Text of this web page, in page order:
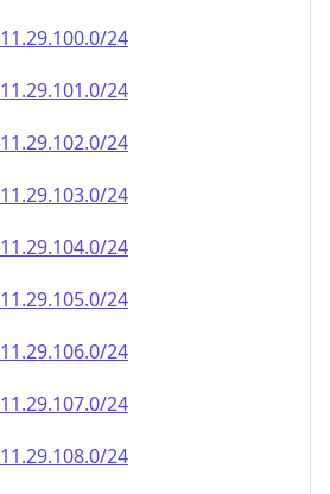
11.29.100.0/24
11.29.101.0/24
11.29.102.0/24
11.29.103.0/24
11.29.104.0/24
11.29.105.0/24
11.29.106.0/24
11.29.107.0/24
11.29.108.0/24